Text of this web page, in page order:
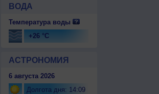
ВОДА
Температура воды
+26 °C
АСТРОНОМИЯ
6 августа 2026
Долгота дня: 14:09